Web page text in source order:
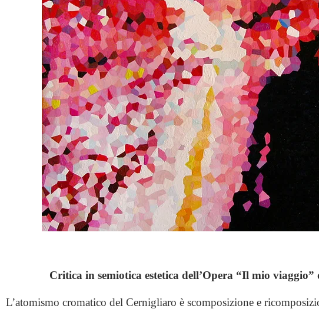
Critica in semiotica estetica dell’Opera “Il mio
L’atomismo cromatico del Cernigliaro è scomposizione e